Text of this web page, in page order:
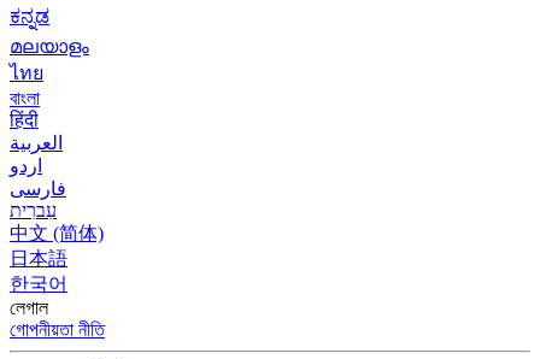
ಕನ್ನಡ
മലയാളം
ไทย
বাংলা
हिंदी
العربية
اردو
فارسی
עִברִית
中文 (简体)
日本語
한국어
লেগাল
গোপনীয়তা নীতি